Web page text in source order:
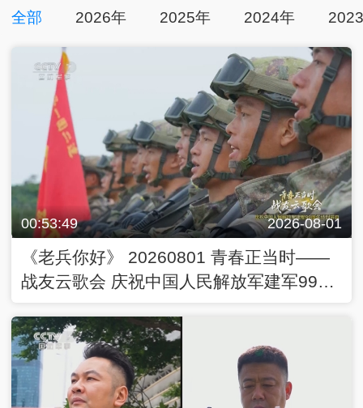
掃一掃關注 掃一掃下載
全部 2026年 2025年 2024年
00:53:49 2026-08-01
《老兵你好》 20260801 青春正当时——
战友云歌会 庆祝中国人民解放军建军99周